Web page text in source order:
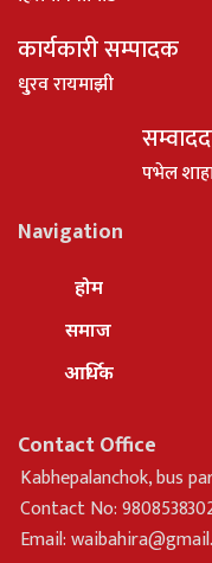
कार्यकारी सम्पादक
धु्रव रायमाझी
पभेल
Navigation
होम
समाज
आर्थिक
Contact Office
Kabhepalanchok, bus
Contact No:
Email: